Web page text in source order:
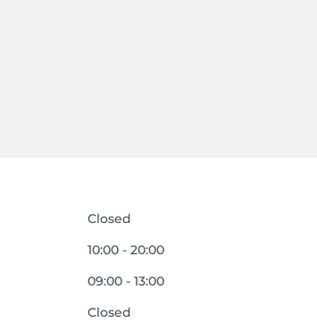
Closed
10:00 - 20:00
09:00 - 13:00
Closed